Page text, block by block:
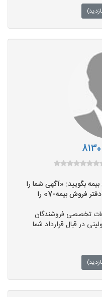
بگویید: «آگهی شما را
در سایت آگهی بیمه دیده ام و کد «دفتر فروش بیمه-7» را
تخصصی فروشندگان
در قبال قرارداد شما